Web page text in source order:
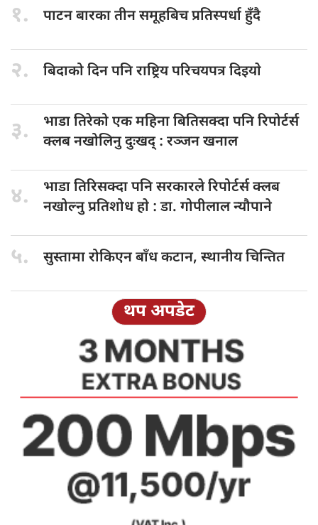
१. पाटन बारकातीन समूहबिच प्रतिस्पर्धा हुँदै
२. बिदाको दिनपनि राष्ट्रिय परिचयपत्र दिइयाे
३. भाडा तिरेकोएक महिना बितिसक्दा पनि रिपोर्टर्स
क्लब नखोलिनु दुःखद् : रञ्जन खनाल
४. भाडा तिरिसक्दापनि सरकारले रिपोर्टर्स क्लब
नखोल्नु प्रतिशोध हाे : डा‍‍‍. गोपीलाल न्यौपाने
५. सुस्तामा रोकिएनबाँध कटान, स्थानीय चिन्तित
थप अपडेट